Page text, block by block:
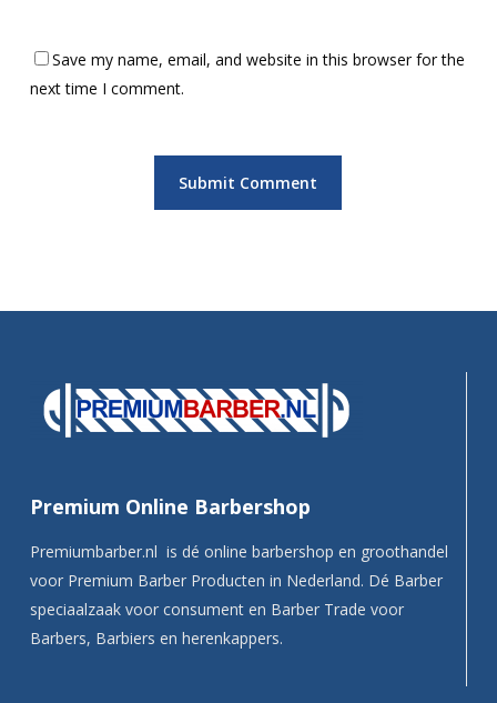
Save my name, email, and website in this browser for the
next time I comment.
Premium Online Barbershop
Premiumbarber.nl is dé online barbershop en groothandel
voor Premium Barber Producten in Nederland. Dé Barber
speciaalzaak voor consument en Barber Trade voor
Barbers, Barbiers en herenkappers.